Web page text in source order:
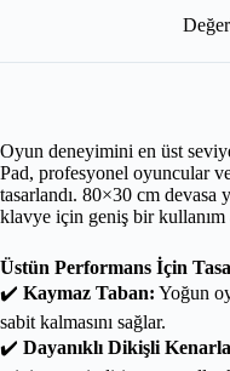
Oyun deneyimini en üst
Pad, profesyonel oyuncular
tasarlandı. 80×30 cm devasa
klavye için geniş bir kullanım
Üstün Performans İçin
✔️ Kaymaz Taban: Yoğun
sabit kalmasını sağlar.
✔️ Dayanıklı Dikişli